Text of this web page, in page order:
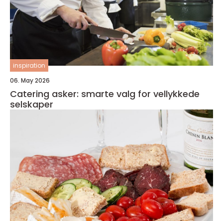
inspiration
06. May 2026
Catering asker: smarte valg for vellykkede
selskaper